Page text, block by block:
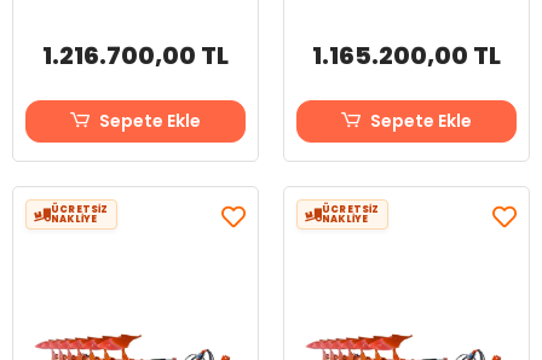
1.216.700,00 TL
Sepete Ekle
1.165.200,00 TL
Sepete Ekle
ÜCRETSİZ
NAKLİYE
ÜCRETSİZ
NAKLİYE